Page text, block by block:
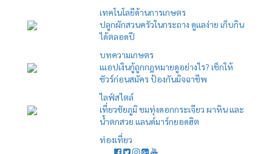
เทคโนโลยีด้านการเกษตร
ปลูกผักสวนครัวในกระถาง ดูแลง่าย เก็บกิน
ได้ตลอดปี
บทความเกษตร
เแอปเงินกู้ถูกกฎหมายดูอย่างไร? เช็กให้
ชัวร์ก่อนสมัคร ป้องกันมิจฉาชีพ
ไลฟ์สไตล์
เที่ยวชัยภูมิ ชมทุ่งดอกกระเจียว ผาหิน และ
น้ำตกสวย แลนด์มาร์กยอดฮิต
ท่องเที่ยว